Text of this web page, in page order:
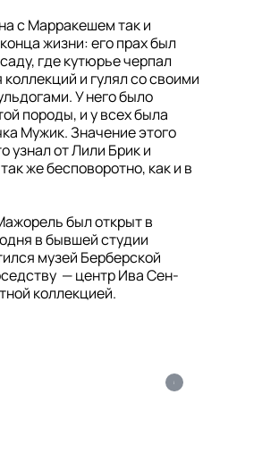
с Марракешем так и
жизни: его прах был
где кутюрье черпал
и гулял со своими
У него было
породы, и у всех была
Мужик. Значение этого
узнал от Лили Брик и
же бесповоротно, как и в
был открыт в
в бывшей студии
музей Берберской
— центр Ива Сен-
коллекцией.
i